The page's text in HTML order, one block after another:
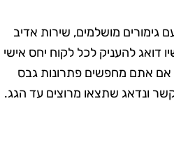
גימורים מושלמים, שירות אדיב
דואג להעניק לכל לקוח יחס אישי
אם אתם מחפשים פתרונות גבס
ונדאג שתצאו מרוצים עד הגג.